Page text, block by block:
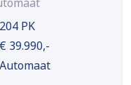
204 PK
€ 39.990,-
Automaat